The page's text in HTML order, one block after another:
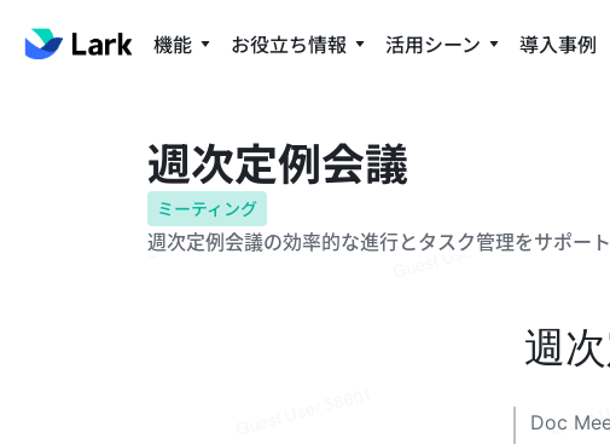
機能 お役立ち情報 活用シーン 導入事例
週次定例会議
ミーティング
週次定例会議の効率的な進行とタスク管理をサポート